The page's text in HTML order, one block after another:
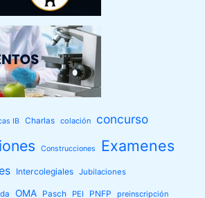
IB Charlas colación concurso
Construcciones Examenes
Intercolegiales Jubilaciones
OMA Pasch PEI PNFP preinscripción